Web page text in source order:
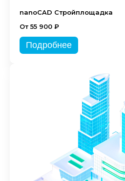
nanoCAD Стройплощадка
От 55 900 ₽
Подробнее